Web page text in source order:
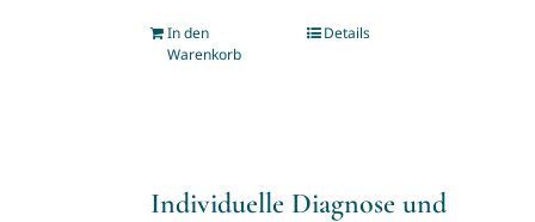
In den
Warenkorb
Details
Individuelle Diagnose und